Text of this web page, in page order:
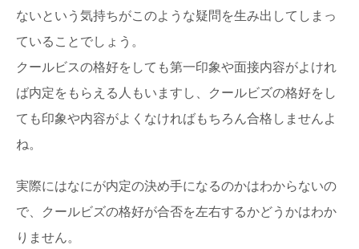
ないという気持ちがこのような疑問を生み出してしまっ
ていることでしょう。
クールビスの格好をしても第一印象や面接内容がよけれ
ば内定をもらえる人もいますし、クールビズの格好をし
ても印象や内容がよくなければもちろん合格しませんよ
ね。
実際にはなにが内定の決め手になるのかはわからないの
で、クールビズの格好が合否を左右するかどうかはわか
りません。